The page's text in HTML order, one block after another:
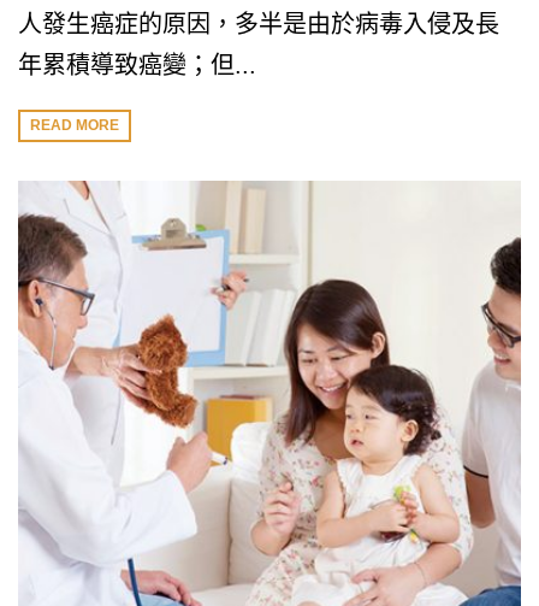
人發生癌症的原因，多半是由於病毒入侵及長
年累積導致癌變；但...
READ MORE